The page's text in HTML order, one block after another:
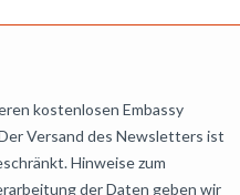
kostenlosen Embassy
Versand des Newsletters ist
Hinweise zum
der Daten geben wir